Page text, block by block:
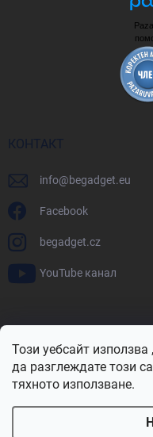
Този уебсайт
да разглеждате този
тяхното използване.
КОНТАКТ
info@begadget.eu
Facebook
begadget.cz
YouTube канал
BeGadget.ro